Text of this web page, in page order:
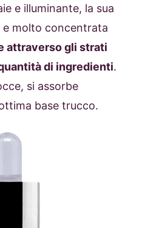
e illuminante, la sua
molto concentrata
attraverso gli strati
di ingredienti.
si assorbe
base trucco.